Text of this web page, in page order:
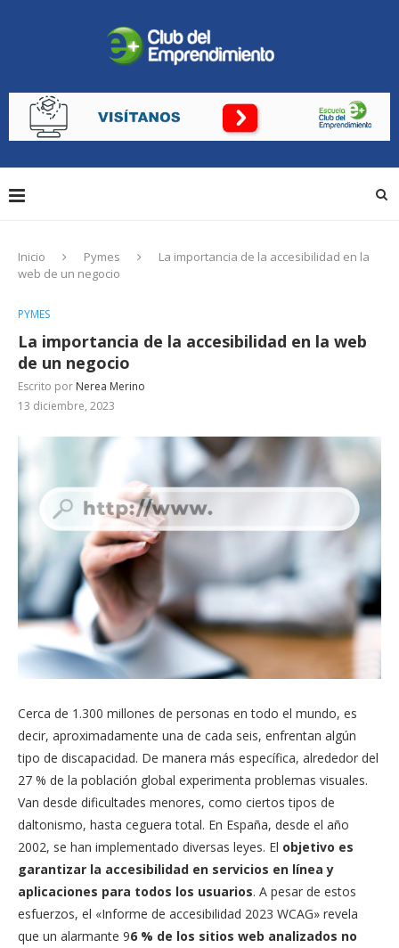
Inicio Pymes
La importancia de la accesibilidad en la
web de un negocio
PYMES
La importancia de la accesibilidad en la web
de un negocio
Escrito por Nerea Merino
13 diciembre, 2023
Cerca de 1.300 millones de personas en todo el mundo, es
decir, aproximadamente una de cada seis, enfrentan algún
tipo de discapacidad. De manera más específica, alrededor del
27 % de la población global experimenta problemas visuales.
Van desde dificultades menores, como ciertos tipos de
daltonismo, hasta ceguera total. En España, desde el año
2002, se han implementado diversas leyes. El objetivo es
garantizar la accesibilidad en servicios en línea y
aplicaciones para todos los usuarios. A pesar de estos
esfuerzos, el «Informe de accesibilidad 2023 WCAG» revela
que un alarmante 96 % de los sitios web analizados no